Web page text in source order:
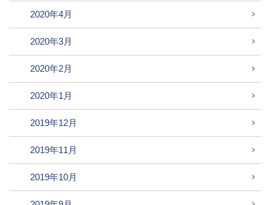
2020年4月
2020年3月
2020年2月
2020年1月
2019年12月
2019年11月
2019年10月